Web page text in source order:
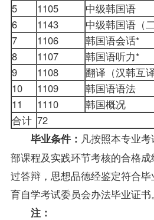
5
1105
中级韩国语
6
1143
中级韩国语（
7
1106
韩国语会话*
8
1107
韩国语听力*
9
1108
翻译（汉韩互
10
1109
韩国语语法
11
1110
韩国概况
合计 72
毕业条件： 凡按照本专业
部课程及实践环节考核的合格
过答辩，思想品德经鉴定符合
育自学考试委员会办法毕业证书。
注：